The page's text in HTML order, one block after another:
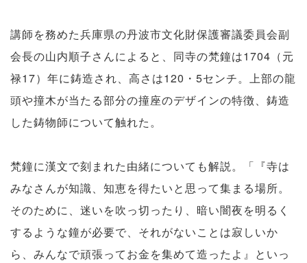
講師を務めた兵庫県の丹波市文化財保護審議委員会副
会長の山内順子さんによると、同寺の梵鐘は1704（元
禄17）年に鋳造され、高さは120・5センチ。上部の龍
頭や撞木が当たる部分の撞座のデザインの特徴、鋳造
した鋳物師について触れた。
梵鐘に漢文で刻まれた由緒についても解説。「『寺は
みなさんが知識、知恵を得たいと思って集まる場所。
そのために、迷いを吹っ切ったり、暗い闇夜を明るく
するような鐘が必要で、それがないことは寂しいか
ら、みんなで頑張ってお金を集めて造ったよ』といっ